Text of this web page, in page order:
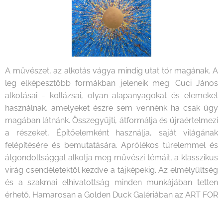
A művészet, az alkotás vágya mindig utat tör magának. A
leg elképesztőbb formákban jeleneik meg. Cuci János
alkotásai - kollázsai, olyan alapanyagokat és elemeket
használnak, amelyeket észre sem vennénk ha csak úgy
magában látnánk. Összegyűjti, átformálja és újraértelmezi
a részeket, Építőelemként használja, saját világának
felépítésére és bemutatására. Aprólékos türelemmel és
átgondoltsággal alkotja meg művészi témáit, a klasszikus
virág csendéletektől kezdve a tájképekig. Az elmélyültség
és a szakmai elhivatottság minden munkájában tetten
érhető. Hamarosan a Golden Duck Galériában az ART FOR